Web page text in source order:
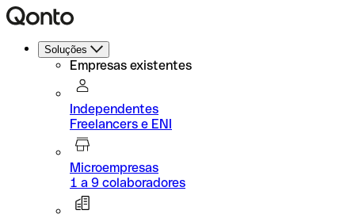
Soluções
Empresas existentes
Independentes
Freelancers e ENI
Microempresas
1 a 9 colaboradores